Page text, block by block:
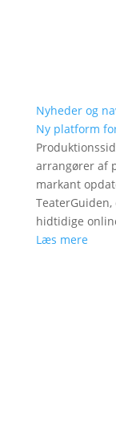
Nyheder og
Ny platform
arrangører af
markant
hidtidige
Læs mere